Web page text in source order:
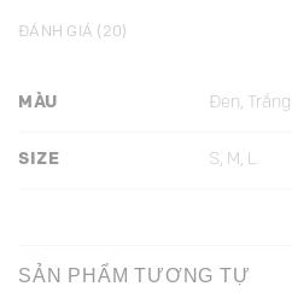
ĐÁNH GIÁ (20)
MÀU Đen, Trắng
SIZE S, M, L
SẢN PHẨM TƯƠNG TỰ